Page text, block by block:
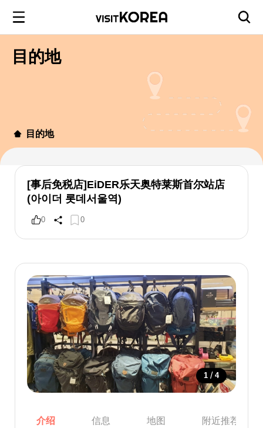
目的地
目的地
[事后免税店]EiDER乐天奥特莱斯首尔站店
(아이더 롯데서울역)
0 0
1 / 4
介绍 信息 地图 附近推荐景点